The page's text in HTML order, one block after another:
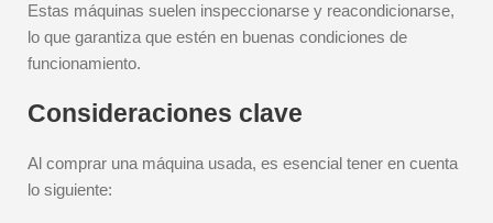
Estas máquinas suelen inspeccionarse y reacondicionarse,
lo que garantiza que estén en buenas condiciones de
funcionamiento.
Consideraciones clave
Al comprar una máquina usada, es esencial tener en cuenta
lo siguiente: